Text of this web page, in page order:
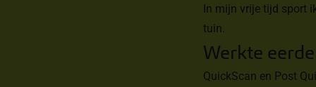
In mijn vrije tijd sport
tuin.
Werkte
QuickScan en Post